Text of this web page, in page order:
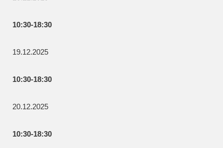
10:30-18:30
19.12.2025
10:30-18:30
20.12.2025
10:30-18:30